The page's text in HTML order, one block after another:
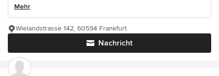
Mehr
Nachricht
Wielandstrasse 142, 60594 Frankfurt